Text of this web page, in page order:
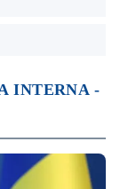
INTERNA -